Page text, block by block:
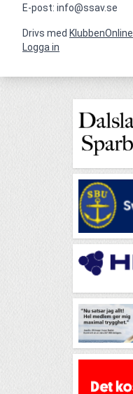
E-post: info@ssav.se
Drivs med KlubbenOnline
Logga in